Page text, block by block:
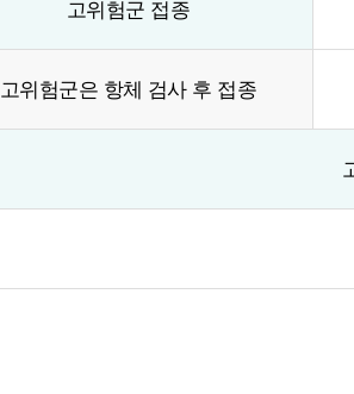
고위험군 접종
고위험군은 항체 검사 후 접종